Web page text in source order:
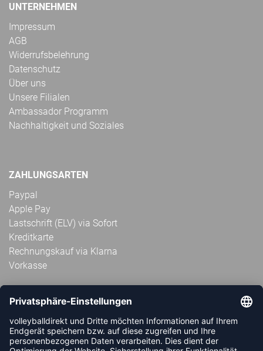
UNTERNEHMEN
Impressum
AGB
Widerrufsbelehrung
Datenschutz
Über uns
Unsere Filialen
Ambassador Programm
Nachhaltigkeit und Soziales
ZAHLUNGSARTEN
Paypal
Apple Pay
Lastschrift (ELV) via Sofort
Kreditkarte
Rechnungskauf via Klarna
Vorkasse
ABONNIERE JETZT DEN KOSTENLOSEN
VOLLEYBALLDIREKT-NEWSLETTER UND VERPASSE KEINE
NEUIGKEIT ODER AKTION MEHR.